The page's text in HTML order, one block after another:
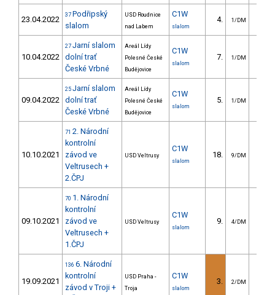
23.04.2022 37 Podřipský
slalom
USD Roudnice
nad Labem
C1W
slalom
4. 1/DM
10.04.2022
27 Jarní slalom
dolní trať
České Vrbné
Areál Lídy
Polesné České
Budějovice
C1W
slalom
7. 1/DM
09.04.2022
25 Jarní slalom
dolní trať
České Vrbné
Areál Lídy
Polesné České
Budějovice
C1W
slalom
5. 1/DM
10.10.2021
71 2. Národní
kontrolní
závod ve
Veltrusech +
2.ČPJ
USD Veltrusy
C1W
slalom
18. 9/DM
09.10.2021
70 1. Národní
kontrolní
závod ve
Veltrusech +
1.ČPJ
USD Veltrusy
C1W
slalom
9. 4/DM
19.09.2021
136 6. Národní
kontrolní
závod v Troji +
USD Praha -
Troja
C1W
slalom
3. 2/DM